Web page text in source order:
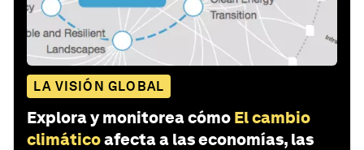
LA VISIÓN GLOBAL
Explora y monitorea cómo El cambio
climáticoafecta a las economías, las